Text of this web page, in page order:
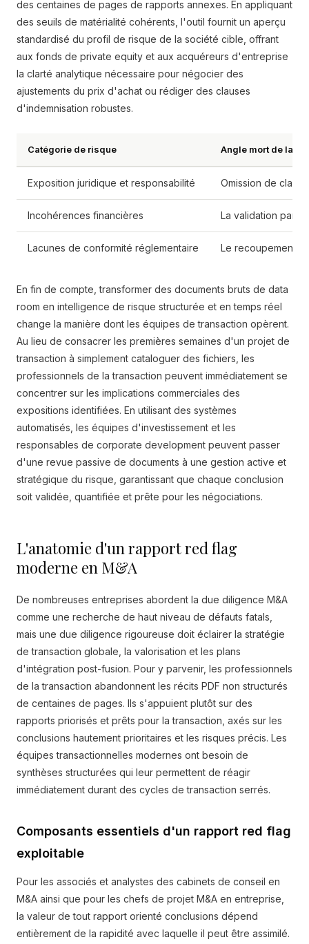
des centaines de pages de rapports annexes. En appliquant
des seuils de matérialité cohérents, l'outil fournit un aperçu
standardisé du profil de risque de la société cible, offrant
aux fonds de private equity et aux acquéreurs d'entreprise
la clarté analytique nécessaire pour négocier des
ajustements du prix d'achat ou rédiger des clauses
d'indemnisation robustes.
Catégorie de risque Angle mort de la
Exposition juridique et responsabilité Omission de
Incohérences financières La validation par
Lacunes de conformité réglementaire Le recoupement
En fin de compte, transformer des documents bruts de data
room en intelligence de risque structurée et en temps réel
change la manière dont les équipes de transaction opèrent.
Au lieu de consacrer les premières semaines d'un projet de
transaction à simplement cataloguer des fichiers, les
professionnels de la transaction peuvent immédiatement se
concentrer sur les implications commerciales des
expositions identifiées. En utilisant des systèmes
automatisés, les équipes d'investissement et les
responsables de corporate development peuvent passer
d'une revue passive de documents à une gestion active et
stratégique du risque, garantissant que chaque conclusion
soit validée, quantifiée et prête pour les négociations.
L'anatomie d'un rapport red flag
moderne en M&A
De nombreuses entreprises abordent la due diligence M&A
comme une recherche de haut niveau de défauts fatals,
mais une due diligence rigoureuse doit éclairer la stratégie
de transaction globale, la valorisation et les plans
d'intégration post-fusion. Pour y parvenir, les professionnels
de la transaction abandonnent les récits PDF non structurés
de centaines de pages. Ils s'appuient plutôt sur des
rapports priorisés et prêts pour la transaction, axés sur les
conclusions hautement prioritaires et les risques précis. Les
équipes transactionnelles modernes ont besoin de
synthèses structurées qui leur permettent de réagir
immédiatement durant des cycles de transaction serrés.
Composants essentiels d'un rapport red flag
exploitable
Pour les associés et analystes des cabinets de conseil en
M&A ainsi que pour les chefs de projet M&A en entreprise,
la valeur de tout rapport orienté conclusions dépend
entièrement de la rapidité avec laquelle il peut être assimilé.